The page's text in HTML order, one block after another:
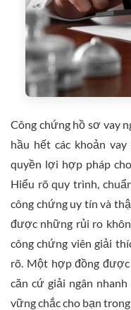
Công chứng hồ sơ vay
hầu hết các khoản
quyền lợi hợp pháp
Hiểu rõ quy trình,
công chứng uy tín và
được những rủi ro
công chứng viên giải
rõ. Một hợp đồng
căn cứ giải ngân
vững chắc cho bạn